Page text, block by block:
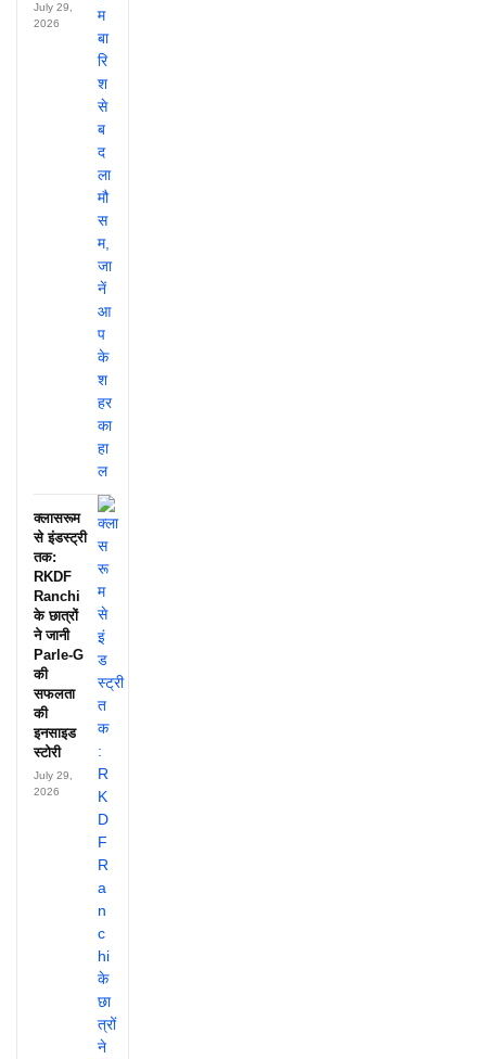
July 29,
2026
क्लासरूम
से इंडस्ट्री
तक:
RKDF
Ranchi
के छात्रों
ने जानी
Parle-G
की
सफलता
की
इनसाइड
स्टोरी
July 29,
2026